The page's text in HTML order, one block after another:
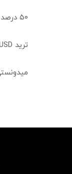
۵۰ درصد کش بک کمیسیون معاملات در حساب ecn بروکر اینوسلو
ترید EURUSD با اسپرد از صفر پیپ